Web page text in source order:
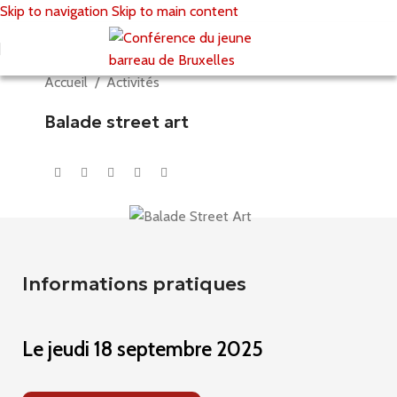
Skip to navigation Skip to main content
Accueil/ Activités
Balade street art
Informations pratiques
Le jeudi 18 septembre 2025